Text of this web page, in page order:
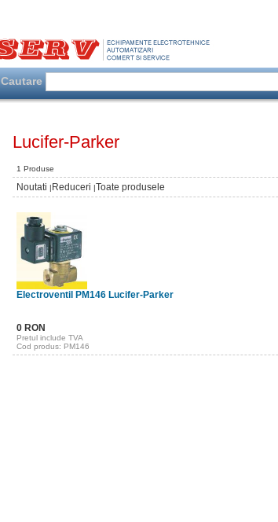
Cautare
Lucifer-Parker
1 Produse
Noutati | Reduceri |Toate produsele
Electroventil PM146 Lucifer-Parker
0 RON
Pretul include TVA
Cod produs: PM146